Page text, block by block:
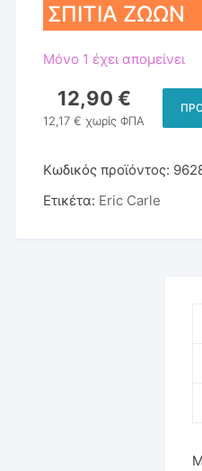
ΣΠΙΤΙΑ ΖΩΩΝ
Μόνο 1 έχει απομείνει
12,90 €
12,17€ χωρίς ΦΠΑ
ΜΟΥ
ΒΙΒΛΙΟ
Κωδικός προϊόντος:
Ετικέτα: Eric Carle